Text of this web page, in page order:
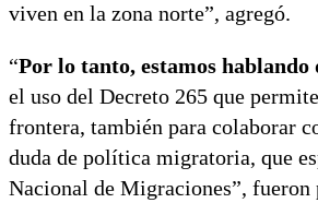
viven en la zona norte”, agregó.
“Por lo tanto, estamos
el uso del Decreto 265 que
frontera, también para colaborar
duda de política migratoria, que
Nacional de Migraciones”, fueron